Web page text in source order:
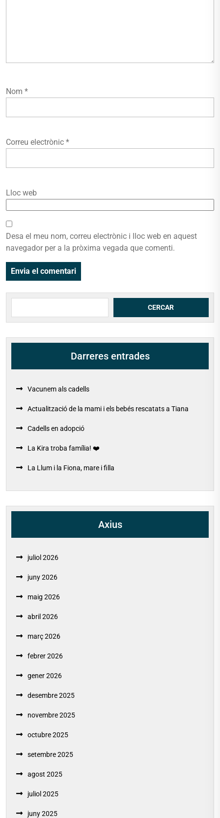
Nom *
Correu electrònic *
Lloc web
Desa el meu nom, correu electrònic i lloc web en aquest
navegador per a la pròxima vegada que comenti.
CERCAR
Darreres entrades
Vacunem als cadells
Actualització de la mami i els bebés rescatats a Tiana
Cadells en adopció
La Kira troba família! ❤️
La Llum i la Fiona, mare i filla
Axius
juliol 2026
juny 2026
maig 2026
abril 2026
març 2026
febrer 2026
gener 2026
desembre 2025
novembre 2025
octubre 2025
setembre 2025
agost 2025
juliol 2025
juny 2025